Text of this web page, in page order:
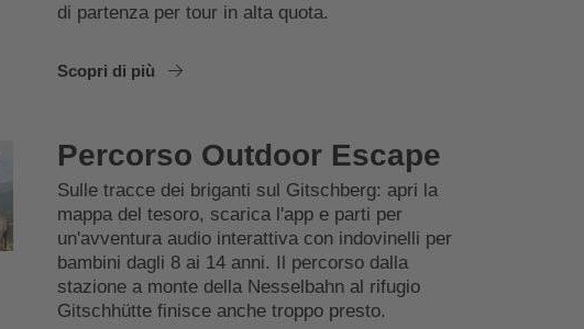
di partenza per tour in alta quota.
Scopri di più
Percorso Outdoor Escape
Sulle tracce dei briganti sul Gitschberg: apri la
mappa del tesoro, scarica l'app e parti per
un'avventura audio interattiva con indovinelli per
bambini dagli 8 ai 14 anni. Il percorso dalla
stazione a monte della Nesselbahn al rifugio
Gitschhütte finisce anche troppo presto.